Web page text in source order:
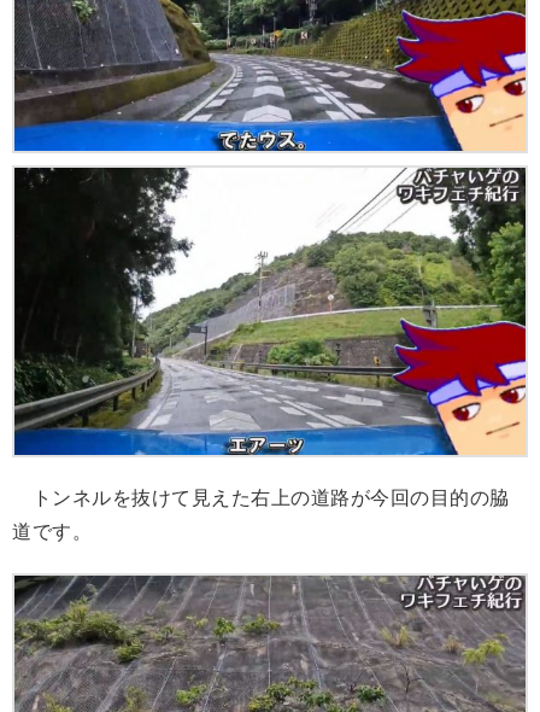
トンネルを抜けて見えた右上の道路が今回の目的の脇
道です。